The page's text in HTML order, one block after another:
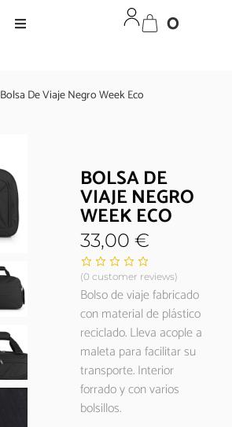
0
Bolsa De Viaje Negro Week Eco
BOLSA DE
VIAJE NEGRO
WEEK ECO
33,00€
(0 customer reviews)
Bolso de viaje fabricado
con material de plástico
reciclado. Lleva acople a
maleta para facilitar su
transporte. Interior
forrado y con varios
bolsillos.